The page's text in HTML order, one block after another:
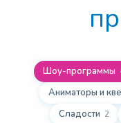
Шоу-программы
Аниматоры и
Сладости 2